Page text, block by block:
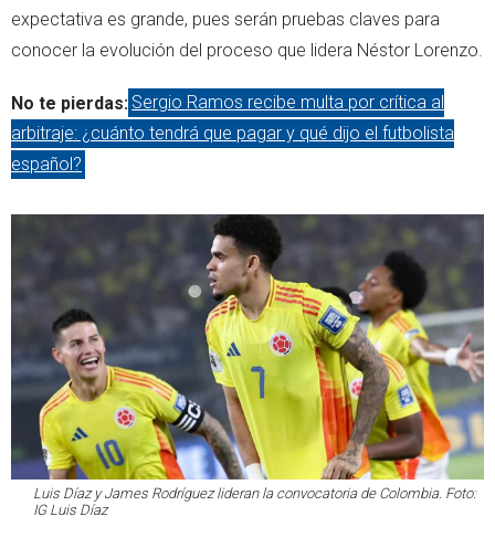
expectativa es grande, pues serán pruebas claves para
conocer la evolución del proceso que lidera Néstor Lorenzo.
No te pierdas: Sergio Ramos recibe multa por crítica al
arbitraje: ¿cuánto tendrá que pagar y qué dijo el futbolista
español?
Luis Díaz y James Rodríguez lideran la convocatoria de Colombia. Foto:
IG Luis Díaz